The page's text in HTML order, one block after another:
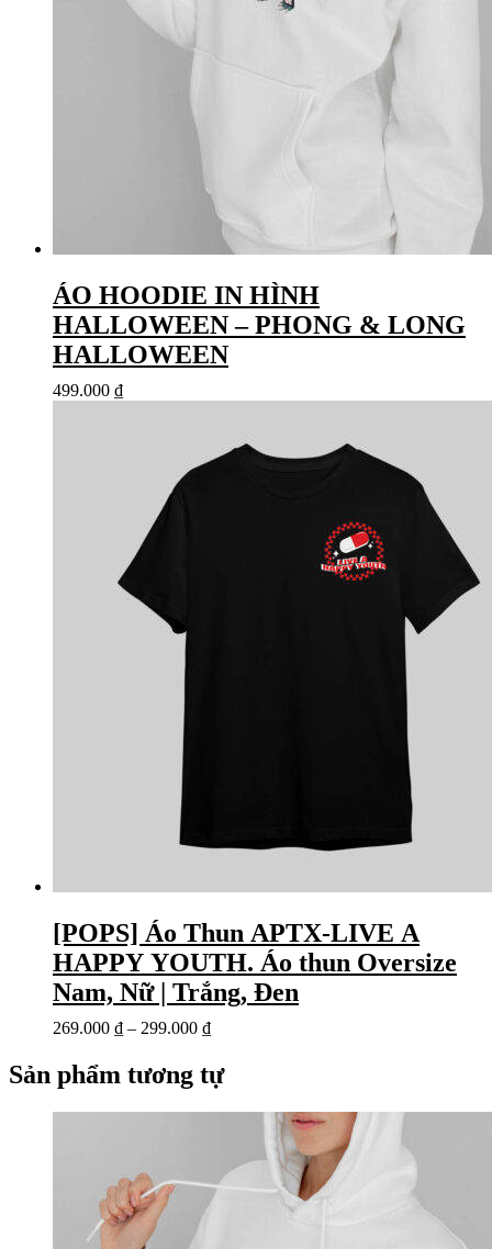
ÁO HOODIE IN HÌNH
HALLOWEEN – PHONG & LONG
HALLOWEEN
499.000 ₫
[POPS] Áo Thun APTX-LIVE A
HAPPY YOUTH. Áo thun Oversize
Nam, Nữ | Trắng, Đen
269.000 ₫ – 299.000 ₫
Sản phẩm tương tự